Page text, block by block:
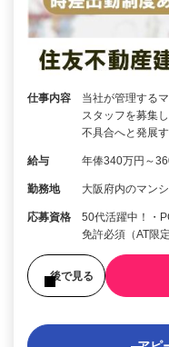
仕事内容
当社が管理する
スタッフを募集
不具合へと発展
給与 年俸340万円～
勤務地 大阪府内のマン
応募資格
50代活躍中！・
免許必須（AT限定
後で見る